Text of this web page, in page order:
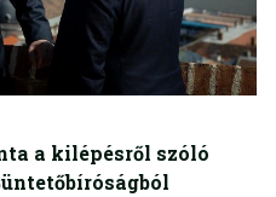
a kilépésről szóló